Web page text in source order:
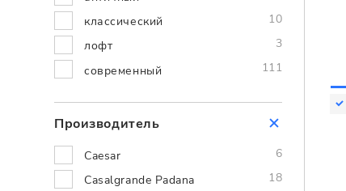
классический
10
лофт
3
современный
111
Производитель
Caesar
6
Casalgrande Padana
18